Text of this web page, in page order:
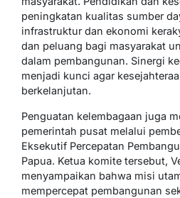
peningkatan kualitas sumber
infrastruktur dan ekonomi
dan peluang bagi masyarakat
dalam pembangunan. Sinergi
menjadi kunci agar
berkelanjutan.
Penguatan kelembagaan juga
pemerintah pusat melalui
Eksekutif Percepatan
Papua. Ketua komite tersebut,
menyampaikan bahwa misi
mempercepat pembangunan